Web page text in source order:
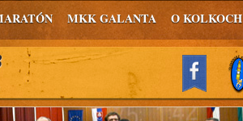
MKK GALANTA O KOLKOCH